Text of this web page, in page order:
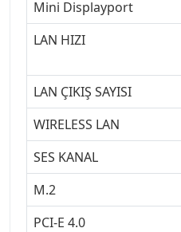
Mini Displayport
LAN HIZI
LAN ÇIKIŞ SAYISI
WIRELESS LAN
SES KANAL
M.2
PCI-E 4.0